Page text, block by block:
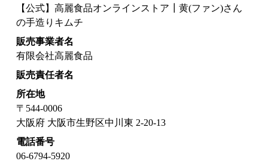
【公式】高麗食品オンラインストア┃黄(ファン)さん
の手造りキムチ
販売事業者名
有限会社高麗食品
販売責任者名
所在地
〒544-0006
大阪府 大阪市生野区中川東 2-20-13
電話番号
06-6794-5920